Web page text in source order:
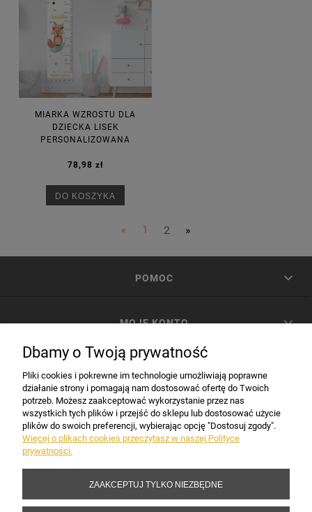
MIARKA WZROSTU DLA
DZIECKA LISEK
PERSONALIZOWANA
78,98 zł
DO KOSZYKA
« 1 2 »
POMOC
MOJE KONTO
INFORMACJE
Copyright 2017-2026 Sakramento.pl
Dbamy o Twoją prywatność
Pliki cookies i pokrewne im technologie umożliwiają poprawne
działanie strony i pomagają nam dostosować ofertę do Twoich
potrzeb. Możesz zaakceptować wykorzystanie przez nas
wszystkich tych plików i przejść do sklepu lub dostosować użycie
plików do swoich preferencji, wybierając opcję "Dostosuj zgody".
Więcej o plikach cookies przeczytasz w naszej Polityce
prywatności.
ZAAKCEPTUJ TYLKO NIEZBĘDNE